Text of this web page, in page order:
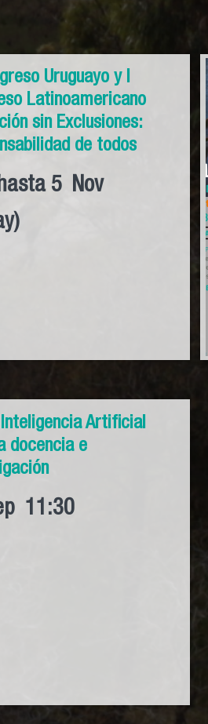
Uruguayo y I
Latinoamericano
sin Exclusiones:
de todos
5 Nov
Inteligencia Artificial
docencia e
11:30